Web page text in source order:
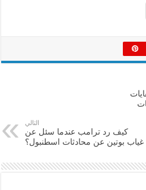
النفايات
التالي
كيف رد ترامب عندما سئل عن
غياب بوتين عن محادثات اسطنبول؟